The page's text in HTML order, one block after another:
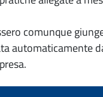
comunque
automaticamente